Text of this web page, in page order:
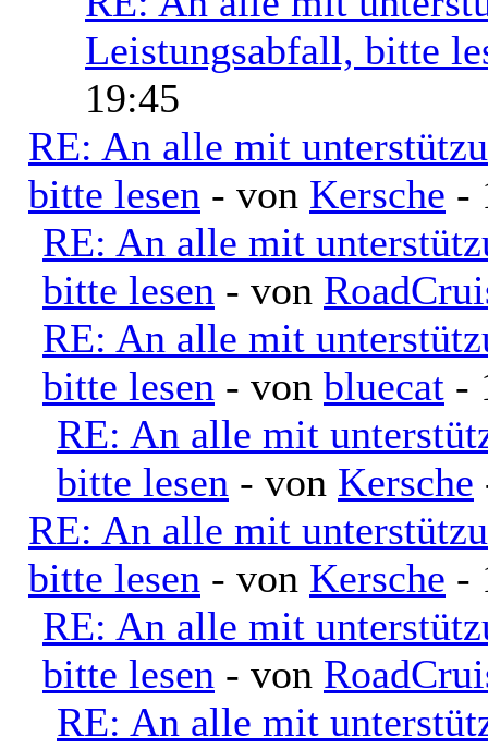
Leistungsabfall, bitte
19:45
RE: An alle mit
bitte lesen - von Kersche -
RE: An alle mit
bitte lesen - von
RE: An alle mit
bitte lesen - von bluecat -
RE: An alle mit
bitte lesen - von Kersche
RE: An alle mit
bitte lesen - von Kersche -
RE: An alle mit
bitte lesen - von
RE: An alle mit